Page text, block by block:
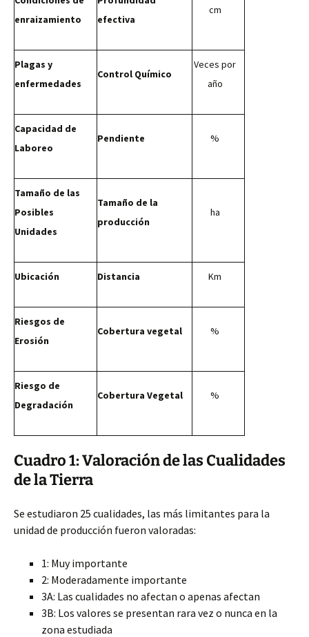
enraizamiento
efectiva
cm
Plagas y
enfermedades
Control Químico
Veces por
año
Capacidad de
Laboreo
Pendiente %
Tamaño de las
Posibles
Unidades
Tamaño de la
producción
ha
Ubicación Distancia Km
Riesgos de
Erosión
Cobertura vegetal %
Riesgo de
Degradación
Cobertura Vegetal %
Cuadro1: Valoración de las Cualidades
de la Tierra
Se estudiaron 25 cualidades, las más limitantes para la
unidad de producción fueron valoradas:
1: Muy importante
2: Moderadamente importante
3A: Las cualidades no afectan o apenas afectan
3B: Los valores se presentan rara vez o nunca en la
zona estudiada